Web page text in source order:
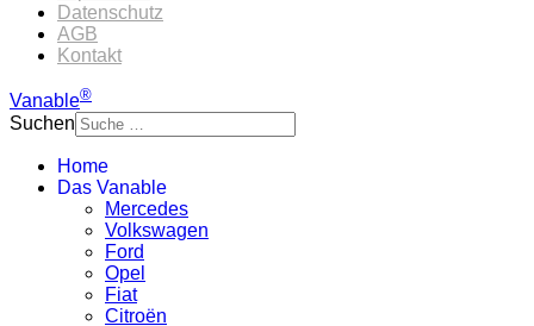
Datenschutz
AGB
Kontakt
Vanable®
Suchen
Home
Das Vanable
Mercedes
Volkswagen
Ford
Opel
Fiat
Citroën